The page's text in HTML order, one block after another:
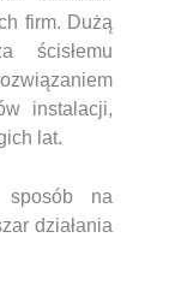
firm. Dużą
ścisłemu
instalacji,
lat.
sposób na
działania